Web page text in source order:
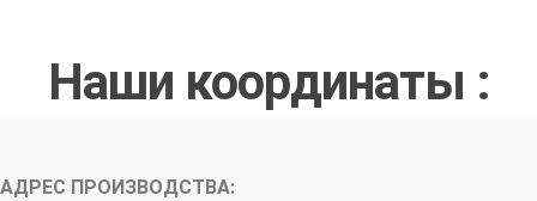
Наши координаты :
АДРЕС ПРОИЗВОДСТВА: